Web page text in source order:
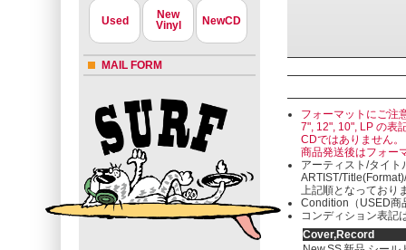
Used
New
Vinyl
NewCD
MAIL FORM
フォーマットにご注
7", 12", 10", LP の表
CDではありません。
商品発送後はフォー
アーティスト/タイ
ARTIST/
上記順となっており
Condition（USED商
コンディション表記
Cover,Record